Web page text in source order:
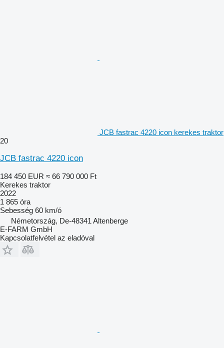
JCB fastrac 4220 icon kerekes traktor
20
JCB fastrac 4220 icon
184 450 EUR ≈ 66 790 000 Ft
Kerekes traktor
2022
1 865 óra
Sebesség 60 km/ó
Németország, De-48341 Altenberge
E-FARM GmbH
Kapcsolatfelvétel az eladóval